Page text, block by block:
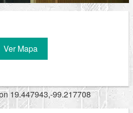
Ver Mapa
19.447943,-99.217708